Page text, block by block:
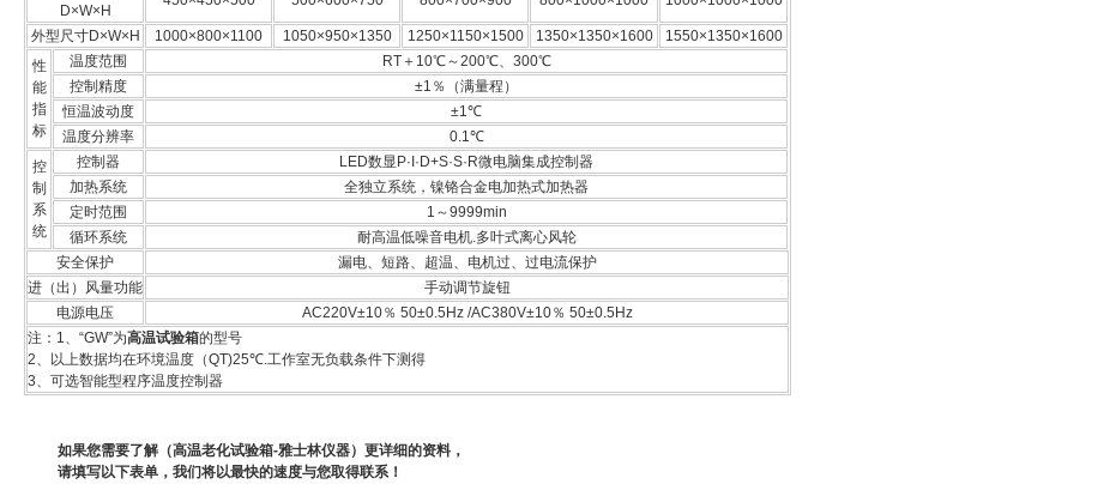
D×W×H
外型尺寸D×W×H 1000×800×1100 1050×950×1350 1250×1150×1500 1350×1350×1600
1550×1350×1600
性
能
指
标
温度范围
RT＋10℃～200℃、300℃
控制精度
±1％（满量程）
恒温波动度
±1℃
温度分辨率
0.1℃
控
制
系
统
控制器
LED数显P·I·D+S·S·R微电脑集成控制器
加热系统
全独立系统，镍铬合金电加热式加热器
定时范围
1～9999min
循环系统
耐高温低噪音电机.多叶式离心风轮
安全保护
漏电、短路、超温、电机过、过电流保护
进（出）风量功能
手动调节旋钮
电源电压
AC220V±10％ 50±0.5Hz /AC380V±10％ 50±0.5Hz
注：1、“GW”为高温试验箱的型号
2、以上数据均在环境温度（QT)25℃.工作室无负载条件下测得
3、可选智能型程序温度控制器
如果您需要了解（高温老化试验箱-雅士林仪器）更详细的资料，
请填写以下表单，我们将以最快的速度与您取得联系！